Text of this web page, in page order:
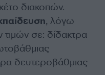
διακοπών.
, λόγω
σε: δίδακτρα
δευτεροβάθμιας